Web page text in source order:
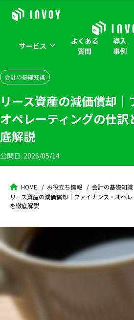
サービス
よくある
質問
導入
事例
会計の基礎知識
リース資産の減価償却｜
オペレーティングの仕訳
底解説
公開日: 2026/05/14
HOME お役立ち情報
会計の基礎知識
リース資産の減価償却｜ファイナンス・オペ
を徹底解説